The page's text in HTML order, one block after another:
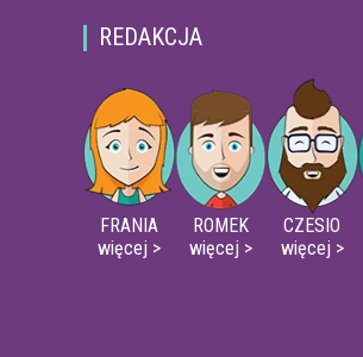
REDAKCJA
FRANIA
więcej >
ROMEK
więcej >
CZESIO
więcej >